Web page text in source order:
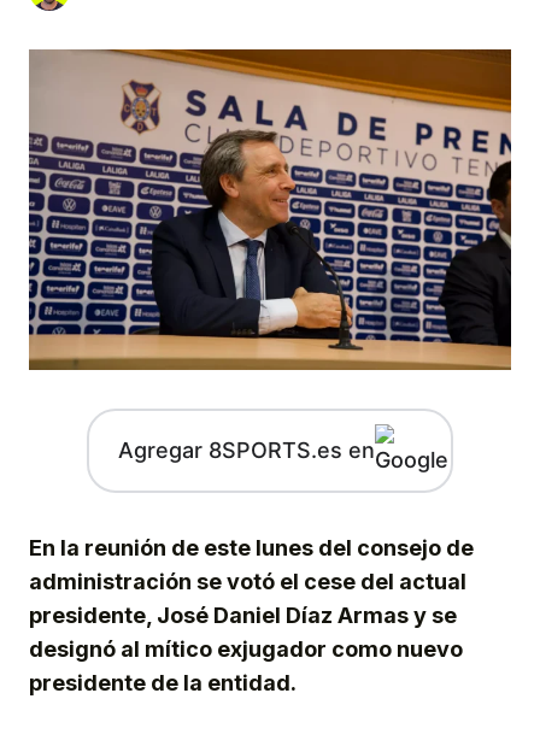
Agregar 8SPORTS.es en
En la reunión de este lunes del consejo de
administración se votó el cese del actual
presidente, José Daniel Díaz Armas y se
designó al mítico exjugador como nuevo
presidente de la entidad.